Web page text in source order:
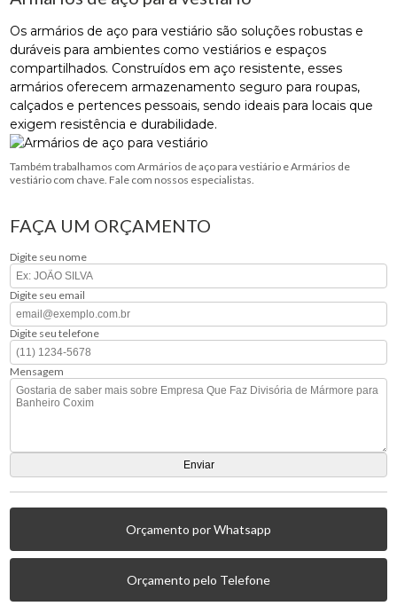
Os armários de aço para vestiário são soluções robustas e
duráveis para ambientes como vestiários e espaços
compartilhados. Construídos em aço resistente, esses
armários oferecem armazenamento seguro para roupas,
calçados e pertences pessoais, sendo ideais para locais que
exigem resistência e durabilidade.
Também trabalhamos com Armários de aço para vestiário e Armários de
vestiário com chave. Fale com nossos especialistas.
FAÇA UM ORÇAMENTO
Digite seu nome
Digite seu email
Digite seu telefone
Mensagem
Orçamento por Whatsapp
Orçamento pelo Telefone